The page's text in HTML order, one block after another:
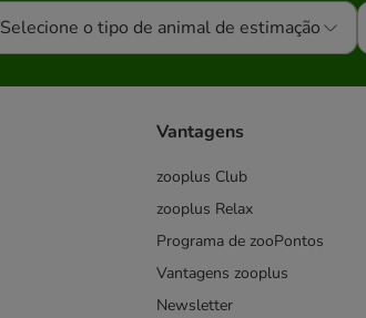
Selecione o tipo de animal de estimação
Vantagens
zooplus Club
zooplus Relax
Programa de zooPontos
Vantagens zooplus
Newsletter